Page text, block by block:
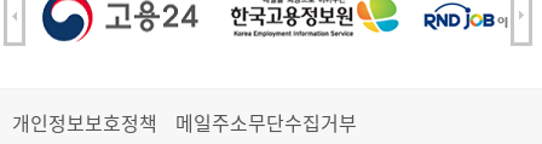
개인정보보호정책 메일주소무단수집거부